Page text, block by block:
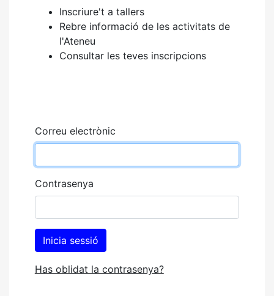
Inscriure't a tallers
Rebre informació de les activitats de
l'Ateneu
Consultar les teves inscripcions
Correu electrònic
Contrasenya
Has oblidat la contrasenya?